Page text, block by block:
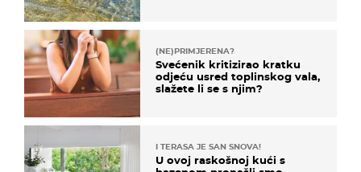
(NE)PRIMJERENA?
Svećenik kritizirao kratku
odjeću usred toplinskog vala,
slažete li se s njim?
I TERASA JE SAN SNOVA!
U ovoj raskošnoj kući s